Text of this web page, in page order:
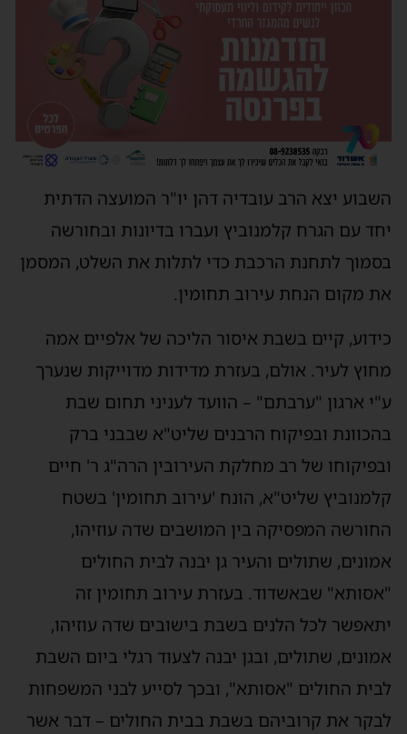
השבוע יצא הרב עובדיה דהן יו"ר המועצה הדתית
יחד עם הגרח קלמנוביץ ועברו בדיונות ובחורשה
בסמוך לתחנת הרכבת כדי לתלות את השלט, המסמן
את מקום הנחת עירוב תחומין.
כידוע, קיים בשבת איסור הליכה של אלפיים אמה
מחוץ לעיר. אולם, בעזרת מדידות מדוייקות שנערך
ע"י ארגון "ערבתם" – הוועד לעניני תחום שבת
בהכוונת ובפיקוח הרבנים שליט"א שבבני ברק
ובפיקוחו של רב מחלקת העירובין הרה"ג ר' חיים
קלמנוביץ שליט"א, הונח 'עירוב תחומין' בשטח
החורשה המפסיקה בין המושבים שדה עוזיהו,
אמונים, שתולים והעיר גן יבנה לבית החולים
"אסותא" שבאשדוד. בעזרת עירוב תחומין זה
יתאפשר לכל הלנים בשבת בישובים שדה עוזיהו,
אמונים, שתולים, ובגן יבנה לצעוד רגלי ביום השבת
לבית החולים "אסותא", ובכך לסייע לבני המשפחות
לבקר את קרוביהם בשבת בבית החולים – דבר אשר